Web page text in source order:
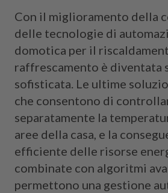
Con il miglioramento della
delle tecnologie di
domotica per il
raffrescamento è diventata
sofisticata. Le ultime
che consentono di
separatamente la
aree della casa, e la
efficiente delle risorse
combinate con algoritmi
permettono una gestione